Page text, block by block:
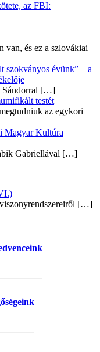
az FBI:
van, és ez a szlovákiai
szokványos évünk” – a
[…]
testét
az egykori
Magyar Kultúra
Gabriellával […]
[…]